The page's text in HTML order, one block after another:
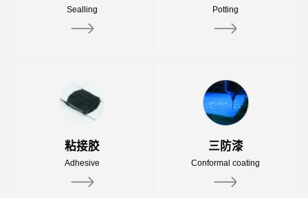
Sealling Potting
粘接胶
Adhesive
三防漆
Conformal coating